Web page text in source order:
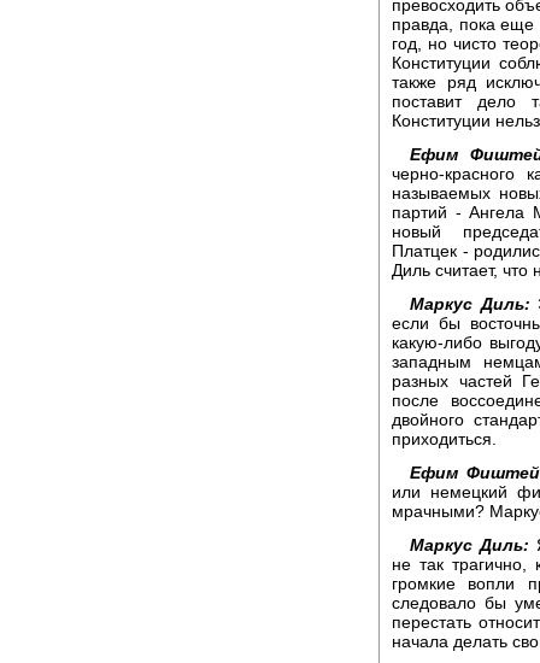
превосходить
правда, пока
год, но чисто
Конституции
также ряд
поставит дело
Конституции
Ефим
черно-красного
называемых
партий - Ангела
новый
Платцек -
Диль считает, что
Маркус Диль:
если бы
какую-либо
западным
разных частей
после
двойного
приходиться.
Ефим
или немецкий
мрачными?
Маркус Диль:
не так трагично,
громкие вопли
следовало бы
перестать
начала делать